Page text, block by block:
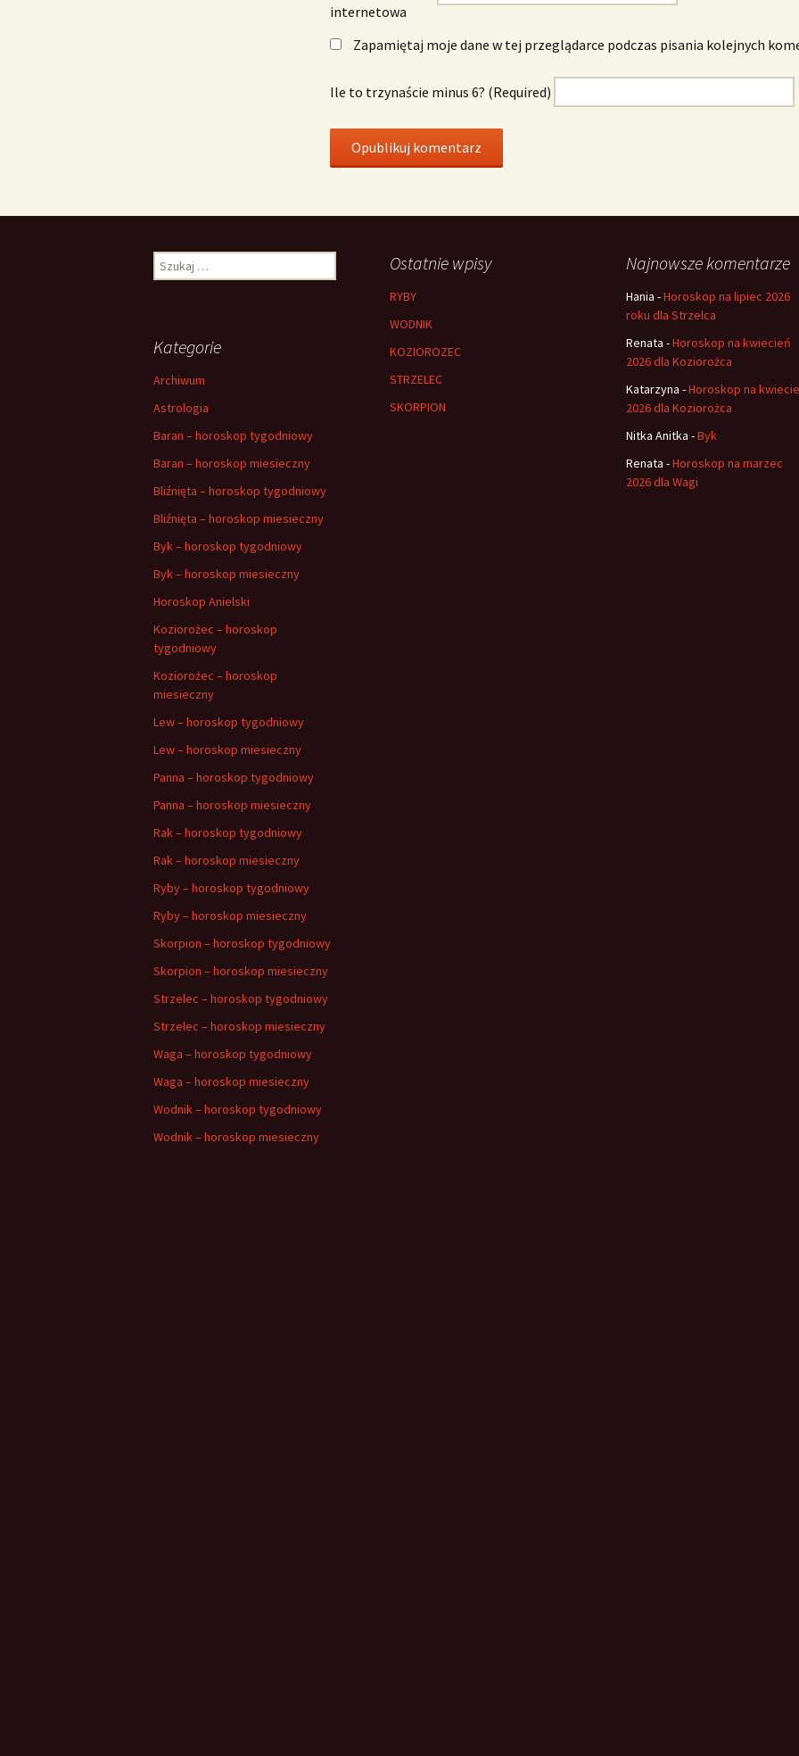
internetowa
Zapamiętaj moje dane w tej przeglądarce podczas pisania kolejnych
Ile to trzynaście minus 6? (Required)
Szukaj: Ostatnie wpisy
RYBY
WODNIK
KOZIOROZEC
STRZELEC
SKORPION
Najnowsze komentarze
Hania -Horoskop na lipiec 2026
roku dla Strzelca
Renata -Horoskop na kwiecień
2026 dla Koziorożca
Katarzyna -Horoskop na
2026 dla Koziorożca
Nitka Anitka -Byk
Renata -Horoskop na marzec
2026 dla Wagi
Kategorie
Archiwum
Astrologia
Baran – horoskop tygodniowy
Baran – horoskop miesieczny
Bliźnięta – horoskop tygodniowy
Bliźnięta – horoskop miesieczny
Byk – horoskop tygodniowy
Byk – horoskop miesieczny
Horoskop Anielski
Koziorożec – horoskop
tygodniowy
Koziorożec – horoskop
miesieczny
Lew – horoskop tygodniowy
Lew – horoskop miesieczny
Panna – horoskop tygodniowy
Panna – horoskop miesieczny
Rak – horoskop tygodniowy
Rak – horoskop miesieczny
Ryby – horoskop tygodniowy
Ryby – horoskop miesieczny
Skorpion – horoskop tygodniowy
Skorpion – horoskop miesieczny
Strzelec – horoskop tygodniowy
Strzelec – horoskop miesieczny
Waga – horoskop tygodniowy
Waga – horoskop miesieczny
Wodnik – horoskop tygodniowy
Wodnik – horoskop miesieczny